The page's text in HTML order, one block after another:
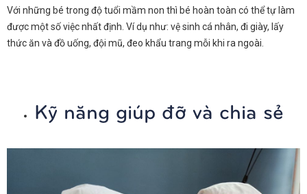
Với những bé trong độ tuổi mầm non thì bé hoàn toàn có thể tự làm
được một số việc nhất định. Ví dụ như: vệ sinh cá nhân, đi giày, lấy
thức ăn và đồ uống, đội mũ, đeo khẩu trang mỗi khi ra ngoài.
Kỹ năng giúp đỡ và chia sẻ